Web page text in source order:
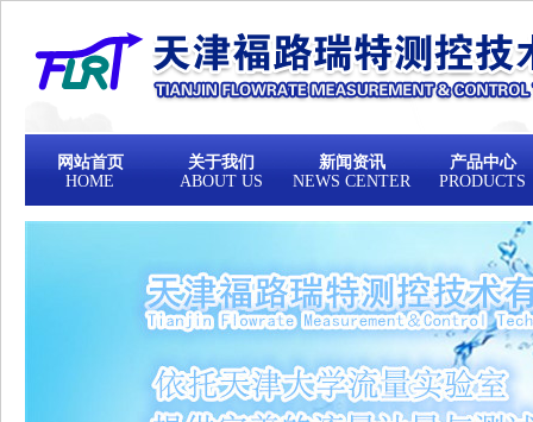
网站首页
HOME
关于我们
ABOUT US
新闻资讯
NEWS CENTER
产品中心
PRODUCTS